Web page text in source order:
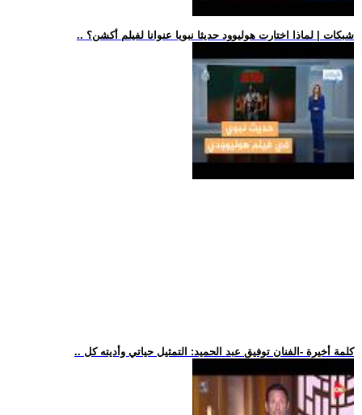
.. شبكات | لماذا اختارت هوليوود حديثا نبويا عنوانا لفيلم أكشن؟
.. كلمة أخيرة -الفنان توفيق عبد الحميد: التمثيل حياتي وأديته كل